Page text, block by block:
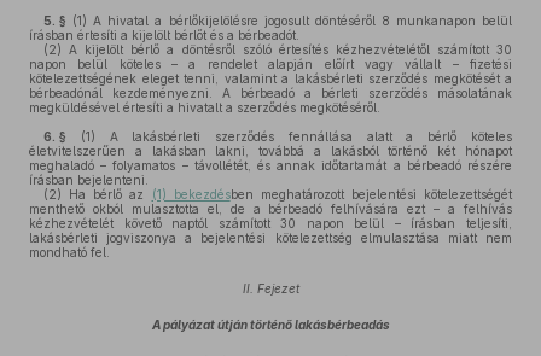
5. § (1) A hivatal a bérlőkijelölésre jogosult döntéséről 8 munkanapon belül
írásban értesíti a kijelölt bérlőt és a bérbeadót.
(2) A kijelölt bérlő a döntésről szóló értesítés kézhezvételétől számított 30
napon belül köteles – a rendelet alapján előírt vagy vállalt – fizetési
kötelezettségének eleget tenni, valamint a lakásbérleti szerződés megkötését a
bérbeadónál kezdeményezni. A bérbeadó a bérleti szerződés másolatának
megküldésével értesíti a hivatalt a szerződés megkötéséről.
6. § (1) A lakásbérleti szerződés fennállása alatt a bérlő köteles
életvitelszerűen a lakásban lakni, továbbá a lakásból történő két hónapot
meghaladó – folyamatos – távollétét, és annak időtartamát a bérbeadó részére
írásban bejelenteni.
(2) Ha bérlő az (1) bekezdésben meghatározott bejelentési kötelezettségét
menthető okból mulasztotta el, de a bérbeadó felhívására ezt – a felhívás
kézhezvételét követő naptól számított 30 napon belül – írásban teljesíti,
lakásbérleti jogviszonya a bejelentési kötelezettség elmulasztása miatt nem
mondható fel.
II. Fejezet
A pályázat útján történő lakásbérbeadás